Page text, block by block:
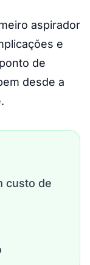
aspirador
e
de
desde a
custo de